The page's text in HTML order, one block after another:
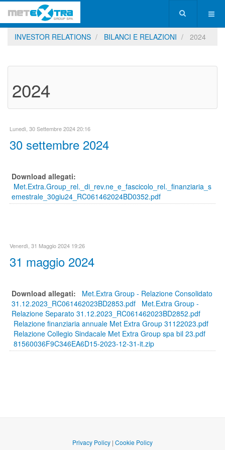
INVESTOR RELATIONS BILANCI E RELAZIONI 2024
2024
Lunedì, 30 Settembre 2024 20:16
30 settembre 2024
Download allegati:
Met.Extra.Group_rel._di_rev.ne_e_fascicolo_rel._finanziaria_s
emestrale_30giu24_RC061462024BD0352.pdf
Venerdì, 31 Maggio 2024 19:26
31 maggio 2024
Download allegati:
Met.Extra Group - Relazione Consolidato
31.12.2023_RC061462023BD2853.pdf
Met.Extra Group -
Relazione Separato 31.12.2023_RC061462023BD2852.pdf
Relazione finanziaria annuale Met Extra Group 31122023.pdf
Relazione Collegio Sindacale Met Extra Group spa bil 23.pdf
81560036F9C346EA6D15-2023-12-31-it.zip
Privacy Policy | Cookie Policy